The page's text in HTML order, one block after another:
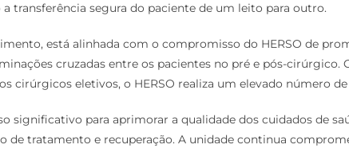
transferência segura do paciente de um leito para outro.
está alinhada com o compromisso do HERSO de
cruzadas entre os pacientes no pré e pós-
cirúrgicos eletivos, o HERSO realiza um elevado número
significativo para aprimorar a qualidade dos cuidados de
de tratamento e recuperação. A unidade continua